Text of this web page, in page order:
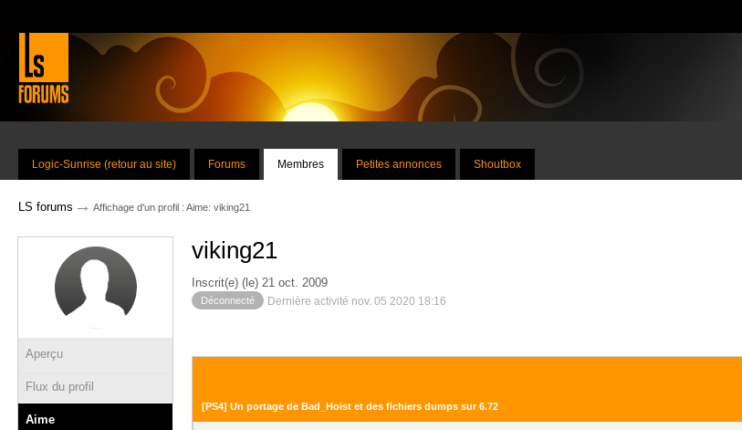
Logic-Sunrise (retour au site) Forums Membres Petites annonces Shoutbox
LS forums → Affichage d'un profil : Aime: viking21
Aperçu
Flux du profil
Aime
viking21
Inscrit(e) (le) 21 oct. 2009
Déconnecté Dernière activité nov. 05 2020 18:16
[PS4] Un portage de Bad_Hoist et des fichiers dumps sur 6.72